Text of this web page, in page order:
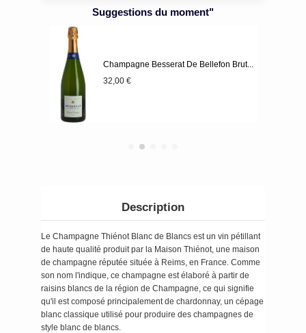
Suggestions du moment"
Champagne Besserat De Bellefon Brut...
32,00 €
Description
Le Champagne Thiénot Blanc de Blancs est un vin pétillant
de haute qualité produit par la Maison Thiénot, une maison
de champagne réputée située à Reims, en France. Comme
son nom l'indique, ce champagne est élaboré à partir de
raisins blancs de la région de Champagne, ce qui signifie
qu'il est composé principalement de chardonnay, un cépage
blanc classique utilisé pour produire des champagnes de
style blanc de blancs.